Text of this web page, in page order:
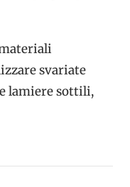
svariate
lamiere sottili,